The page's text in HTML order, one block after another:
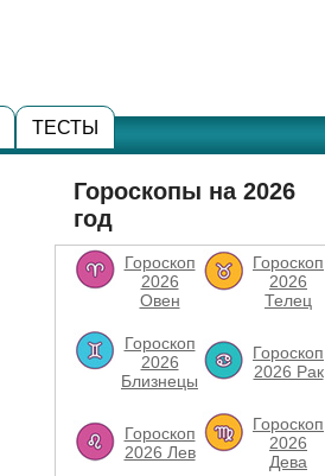
ТЕСТЫ
Гороскопы на 2026
год
Гороскоп
2026
Овен
Гороскоп
2026
Телец
Гороскоп
2026
Близнецы
Гороскоп
2026 Рак
Гороскоп
2026 Лев
Гороскоп
2026
Дева